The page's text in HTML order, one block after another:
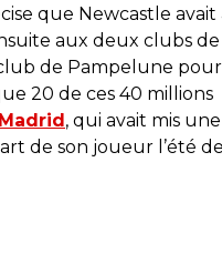
que Newcastle avait
aux deux clubs de
de Pampelune pour
20 de ces 40 millions
, qui avait mis une
de son joueur l’été